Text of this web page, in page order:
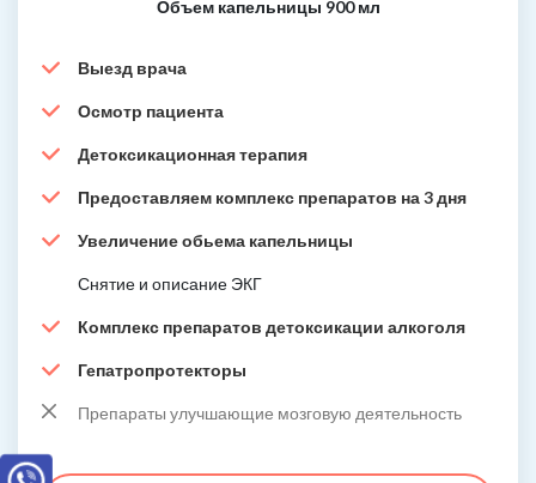
Объем капельницы 900 мл
Выезд врача
Осмотр пациента
Детоксикационная терапия
Предоставляем комплекс препаратов на 3 дня
Увеличение обьема капельницы
Снятие и описание ЭКГ
Комплекс препаратов детоксикации алкоголя
Гепатропротекторы
Препараты улучшающие мозговую деятельность